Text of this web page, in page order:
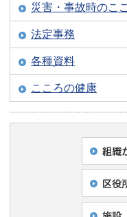
災害・事故時のこ
法定事務
各種資料
こころの健康